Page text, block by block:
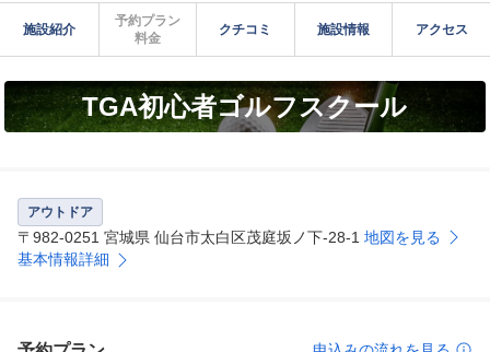
施設紹介
予約プラン
料金
クチコミ 施設情報 アクセス
TGA初心者ゴルフスクール
アウトドア
〒982-0251 宮城県 仙台市太白区茂庭坂ノ下-28-1 地図を見る
基本情報詳細